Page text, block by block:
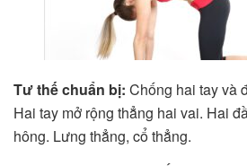
Tư thế chuẩn bị: Chống hai tay và
Hai tay mở rộng thẳng hai vai. Hai
hông. Lưng thẳng, cổ thẳng.